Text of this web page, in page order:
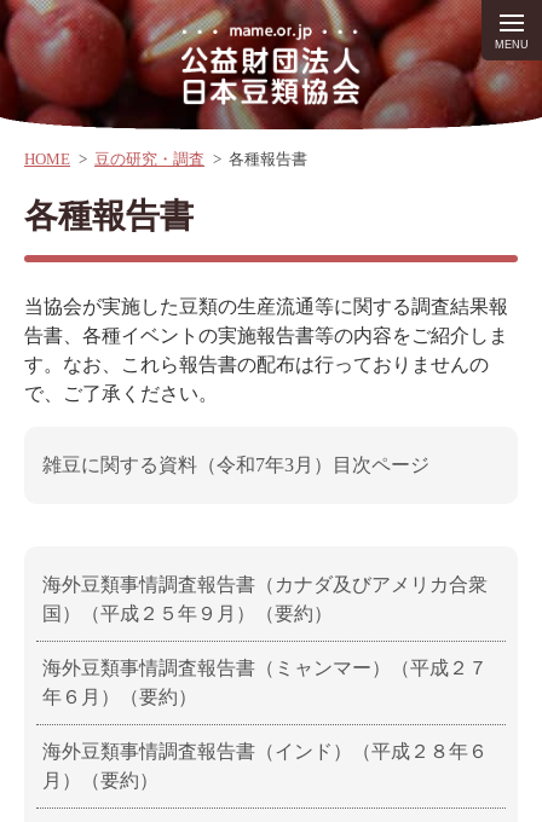
HOME > 豆の研究・調査 > 各種報告書
各種報告書
当協会が実施した豆類の生産流通等に関する調査結果報
告書、各種イベントの実施報告書等の内容をご紹介しま
す。なお、これら報告書の配布は行っておりませんの
で、ご了承ください。
雑豆に関する資料（令和7年3月）目次ページ
海外豆類事情調査報告書（カナダ及びアメリカ合衆
国）（平成２５年９月）（要約）
海外豆類事情調査報告書（ミャンマー）（平成２７
年６月）（要約）
海外豆類事情調査報告書（インド）（平成２８年６
月）（要約）